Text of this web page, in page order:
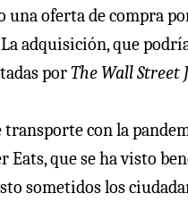
una oferta de compra
La adquisición, que
porThe Wall Street
transporte con la
Eats, que se ha visto
sometidos los